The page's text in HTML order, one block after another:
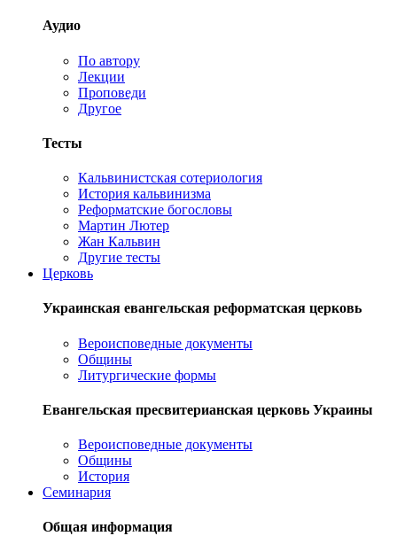
Аудио
По автору
Лекции
Проповеди
Другое
Тесты
Кальвинистская сотериология
История кальвинизма
Реформатские богословы
Мартин Лютер
Жан Кальвин
Другие тесты
Церковь
Украинская евангельская реформатская церковь
Вероисповедные документы
Общины
Литургические формы
Евангельская пресвитерианская церковь Украины
Вероисповедные документы
Общины
История
Семинария
Общая информация